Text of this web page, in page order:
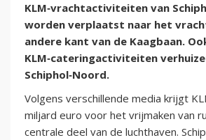
KLM‑vrachtactiviteiten van
worden verplaatst naar het
andere kant van de Kaagbaan.
KLM‑cateringactiviteiten
Schiphol‑Noord.
Volgens verschillende media krijgt
miljard euro voor het vrijmaken van
centrale deel van de luchthaven.